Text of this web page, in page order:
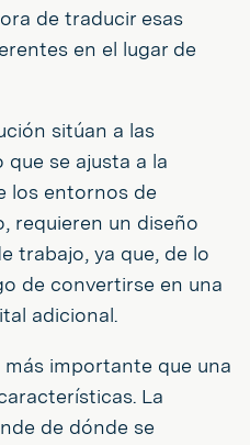
de traducir esas
en el lugar de
sitúan a las
se ajusta a la
los entornos de
requieren un diseño
trabajo, ya que, de lo
de convertirse en una
adicional.
importante que una
La
de dónde se